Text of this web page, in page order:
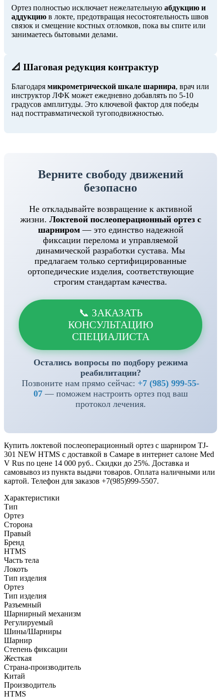
Ортез полностью исключает нежелательную абдукцию и
аддукцию в локте, предотвращая несостоятельность швов
связок и смещение костных отломков, пока вы спите или
занимаетесь бытовыми делами.
📐 Шаговая редукция контрактур
Благодаря микрометрической шкале шарнира, врач или
инструктор ЛФК может ежедневно добавлять по 5-10
градусов амплитуды. Это ключевой фактор для победы
над посттравматической тугоподвижностью.
Верните свободу движений
безопасно
Не откладывайте возвращение к активной
жизни. Локтевой послеоперационный ортез с
шарниром— это единство надежной
фиксации перелома и управляемой
динамической разработки сустава. Мы
предлагаем только сертифицированные
ортопедические изделия, соответствующие
строгим стандартам качества.
📞 ЗАКАЗАТЬ
КОНСУЛЬТАЦИЮ
СПЕЦИАЛИСТА
Остались вопросы по подбору режима
реабилитации?
Позвоните нам прямо сейчас: +7 (985) 999-55-
07— поможем настроить ортез под ваш
протокол лечения.
Купить локтевой послеоперационный ортез с шарниром TJ-
301 NEW HTMS с доставкой в Самаре в интернет салоне Med
V Rus по цене 14 000 руб.. Скидки до 25%. Доставка и
самовывоз из пункта выдачи товаров. Оплата наличными или
картой. Телефон для заказов +7(985)999-5507.
Характеристики
Тип
Ортез
Сторона
Правый
Бренд
HTMS
Часть тела
Локоть
Тип изделия
Ортез
Тип изделия
Разъемный
Шарнирный механизм
Регулируемый
Шины/Шарниры
Шарнир
Степень фиксации
Жесткая
Страна-производитель
Китай
Производитель
HTMS